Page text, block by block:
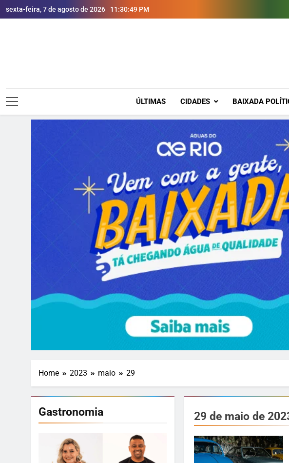
sexta-feira, 7 de agosto de 2026 11:30:50 PM
ÚLTIMAS CIDADES BAIXADA
Home 2023 maio 29
Gastronomia 29 de maio de